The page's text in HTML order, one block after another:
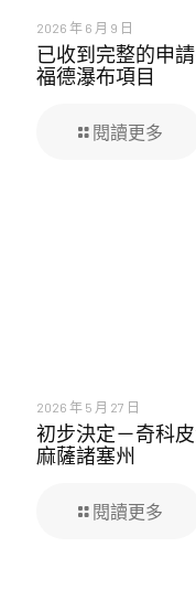
2026 年 6 月 9 日
已收到完整的申
福德瀑布項目
閱讀更多
2026 年 5 月 27 日
初步決定－奇科皮
麻薩諸塞州
閱讀更多